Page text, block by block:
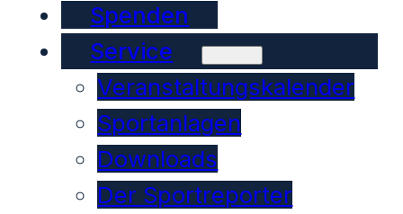
Spenden
Service
Veranstaltungskalender
Sportanlagen
Downloads
Der Sportreporter